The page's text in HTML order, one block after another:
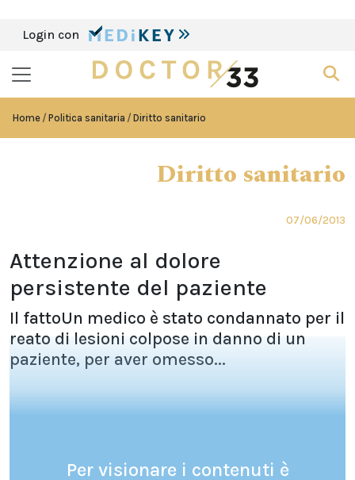
Login con
Home Politica sanitaria Diritto sanitario
Diritto sanitario
07/06/2013
Attenzione al dolore
persistente del paziente
Il fattoUn medico è stato condannato per il
reato di lesioni colpose in danno di un
paziente, per aver omesso...
Per visionare i contenuti è